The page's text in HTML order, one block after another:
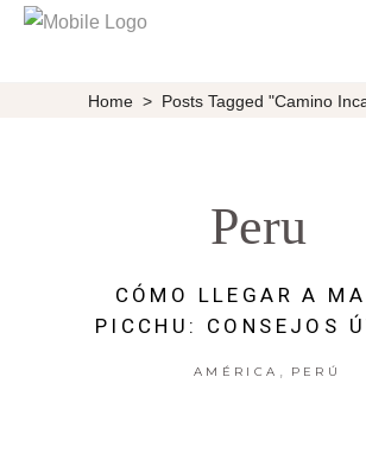
Home > Posts Tagged "Camino
Peru
CÓMO LLEGAR A
PICCHU: CONSEJOS
AMÉRICA , PERÚ